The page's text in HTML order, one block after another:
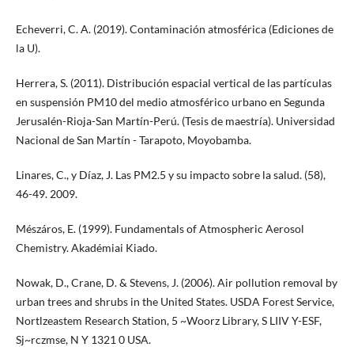
Echeverri, C. A. (2019). Contaminación atmosférica (Ediciones de
la U).
Herrera, S. (2011). Distribución espacial vertical de las partículas
en suspensión PM10 del medio atmosférico urbano en Segunda
Jerusalén-Rioja-San Martín-Perú. (Tesis de maestría). Universidad
Nacional de San Martín - Tarapoto, Moyobamba.
Linares, C., y Díaz, J. Las PM2.5 y su impacto sobre la salud. (58),
46-49. 2009.
Mészáros, E. (1999). Fundamentals of Atmospheric Aerosol
Chemistry. Akadémiai Kiado.
Nowak, D., Crane, D. & Stevens, J. (2006). Air pollution removal by
urban trees and shrubs in the United States. USDA Forest Service,
Nortlzeastem Research Station, 5 ~Woorz Library, S LIIV Y-ESF,
Sj~rczmse, N Y 1321 0 USA.